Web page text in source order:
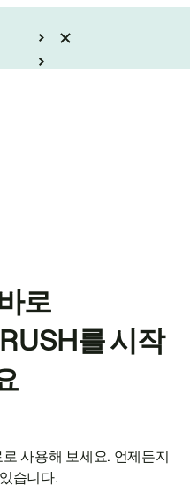
로
를 시작
사용해 보세요. 언제든지
습니다.